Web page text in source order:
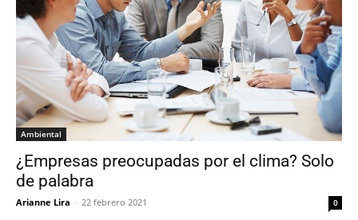
Ambiental
¿Empresas preocupadas por el clima? Solo
de palabra
Arianne Lira - 22 febrero 2021 0